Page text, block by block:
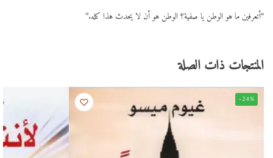
“أتعرفين ما هو الوطن يا صفية؟ الوطن هو أن لا يحدث هذا كله.”
المنتجات ذات الصلة
-24%